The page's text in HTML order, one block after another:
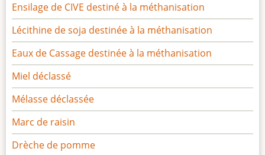
Ensilage de CIVE destiné à la méthanisation
Lécithine de soja destinée à la méthanisation
Eaux de Cassage destinée à la méthanisation
Miel déclassé
Mélasse déclassée
Marc de raisin
Drèche de pomme